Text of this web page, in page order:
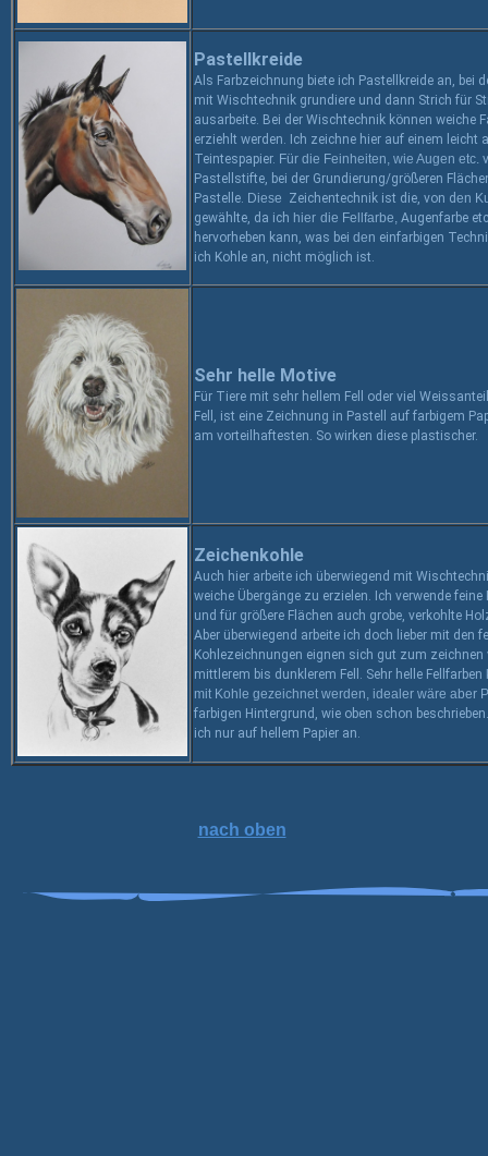
Pastellkreide
Als Farbzeichnung biete ich Pastellkreide an, bei
mit Wischtechnik grundiere und dann Strich für
ausarbeite. Bei der Wischtechnik können weiche
erziehlt werden. Ich zeichne hier auf einem leicht
Teintespapier. Für die Feinheiten, wie Augen etc.
Pastellstifte, bei der Grundierung/größeren
Pastelle. Diese Zeichentechnik ist die, von den
gewählte, da ich hier die Fellfarbe, Augenfarbe
hervorheben kann, was bei den einfarbigen
ich Kohle an, nicht möglich ist.
Sehr helle Motive
Für Tiere mit sehr hellem Fell oder viel
Fell, ist eine Zeichnung in Pastell auf farbigem
am vorteilhaftesten. So wirken diese plastischer.
Zeichenkohle
Auch hier arbeite ich überwiegend mit
weiche Übergänge zu erzielen. Ich verwende
und für größere Flächen auch grobe, verkohlte
Aber überwiegend arbeite ich doch lieber mit den
Kohlezeichnungen eignen sich gut zum
mittlerem bis dunklerem Fell. Sehr helle Fellfarben
mit Kohle gezeichnet werden, idealer wäre aber
farbigen Hintergrund, wie oben schon
ich nur auf hellem Papier an.
nach oben